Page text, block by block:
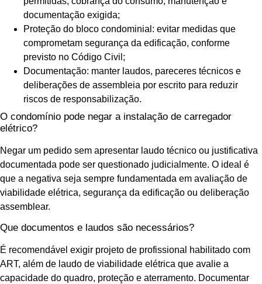
documentação exigida;
Proteção do bloco condominial: evitar medidas que
comprometam segurança da edificação, conforme
previsto no Código Civil;
Documentação: manter laudos, pareceres técnicos e
deliberações de assembleia por escrito para reduzir
riscos de responsabilização.
O condomínio pode negar a instalação de carregador
elétrico?
Negar um pedido sem apresentar laudo técnico ou justificativa
documentada pode ser questionado judicialmente. O ideal é
que a negativa seja sempre fundamentada em avaliação de
viabilidade elétrica, segurança da edificação ou deliberação
assemblear.
Que documentos e laudos são necessários?
É recomendável exigir projeto de profissional habilitado com
ART, além de laudo de viabilidade elétrica que avalie a
capacidade do quadro, proteção e aterramento. Documentar